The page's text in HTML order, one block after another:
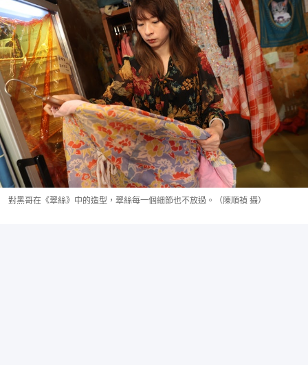
對黑哥在《翠絲》中的造型，翠絲每一個細節也不放過。（陳順禎 攝）